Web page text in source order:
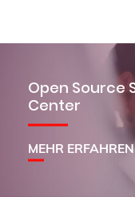
Open Source
Center
MEHR ERFAHREN